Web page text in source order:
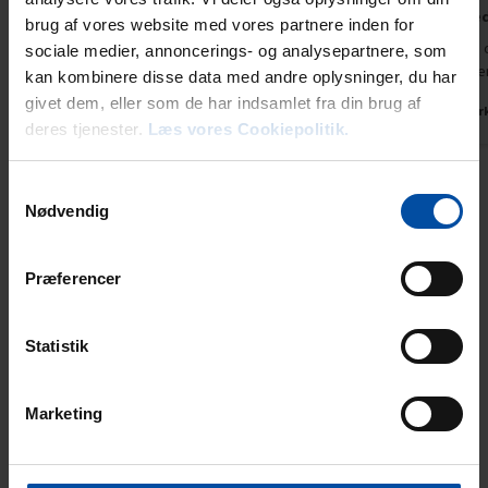
brug af vores website med vores partnere inden for
sociale medier, annoncerings- og analysepartnere, som
kan kombinere disse data med andre oplysninger, du har
givet dem, eller som de har indsamlet fra din brug af
deres tjenester. Læs vores Cookiepolitik.
Nødvendig
Præferencer
Statistik
Marketing
Steen Grøn
jul 2026
Ganske enkelt et fantastisk sommerhus og et
dejligt område tæt på stranden. Dejlig stor
terrasse med sol stort set hele dagen.
Danmark
Carsten
Rigtig dejlig
hygge og
Lejeinformation
Ebeltoft Feriehusudlejning
Nøglen til det lejede feriehus kan afhentes på ankomstdagen